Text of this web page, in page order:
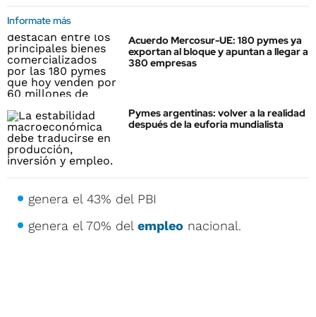
Informate más
Acuerdo Mercosur-UE: 180 pymes ya
exportan al bloque y apuntan a llegar a
380 empresas
Pymes argentinas: volver a la realidad
después de la euforia mundialista
genera el 43% del PBI
genera el 70% del empleo nacional.